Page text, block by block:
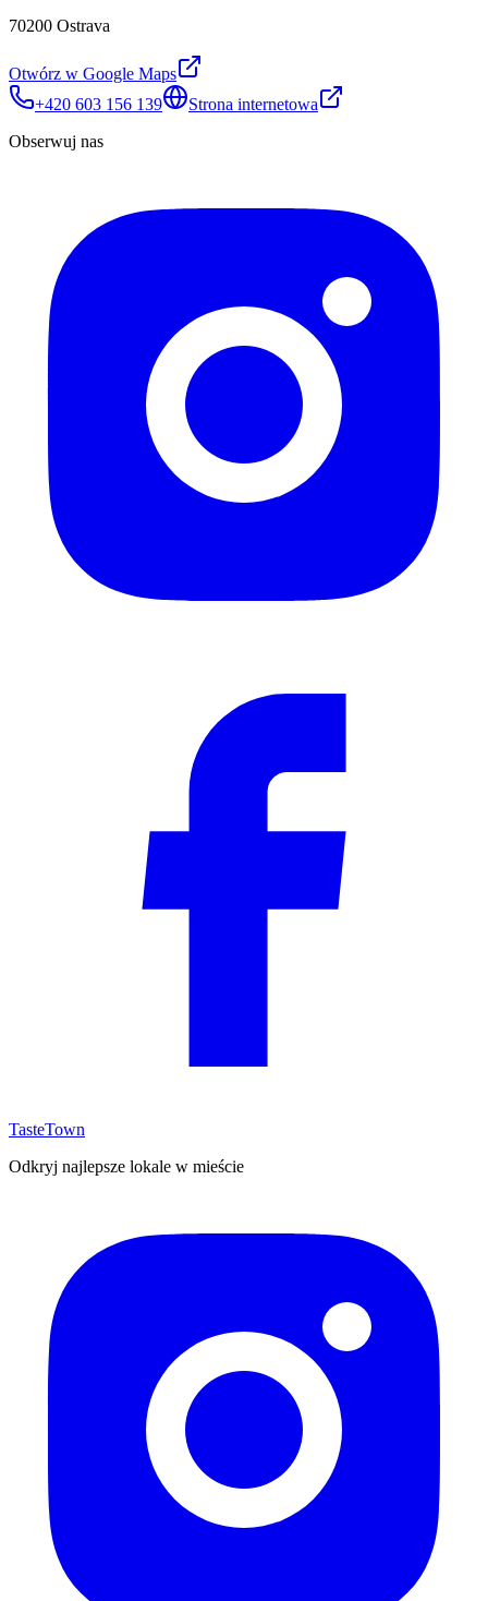
70200 Ostrava
Otwórz w Google Maps
+420 603 156 139
Strona internetowa
Obserwuj nas
TasteTown
Odkryj najlepsze lokale w mieście